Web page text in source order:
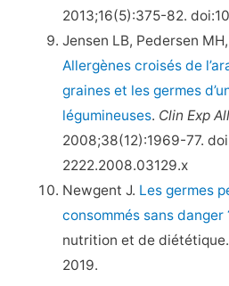
2013;16(5):375-82.
Jensen LB, Pedersen
Allergènes croisés de
graines et les germes
légumineuses. Clin Exp
2008;38(12):1969-77.
2222.2008.03129.x
Newgent J. Les germes
consommés sans danger
nutrition et de
2019.